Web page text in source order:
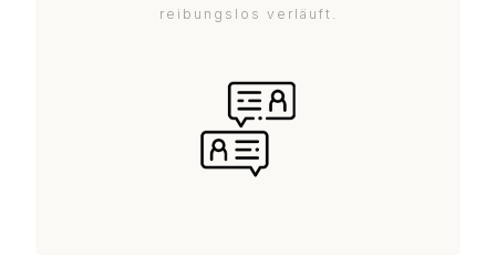
reibungslos verläuft.